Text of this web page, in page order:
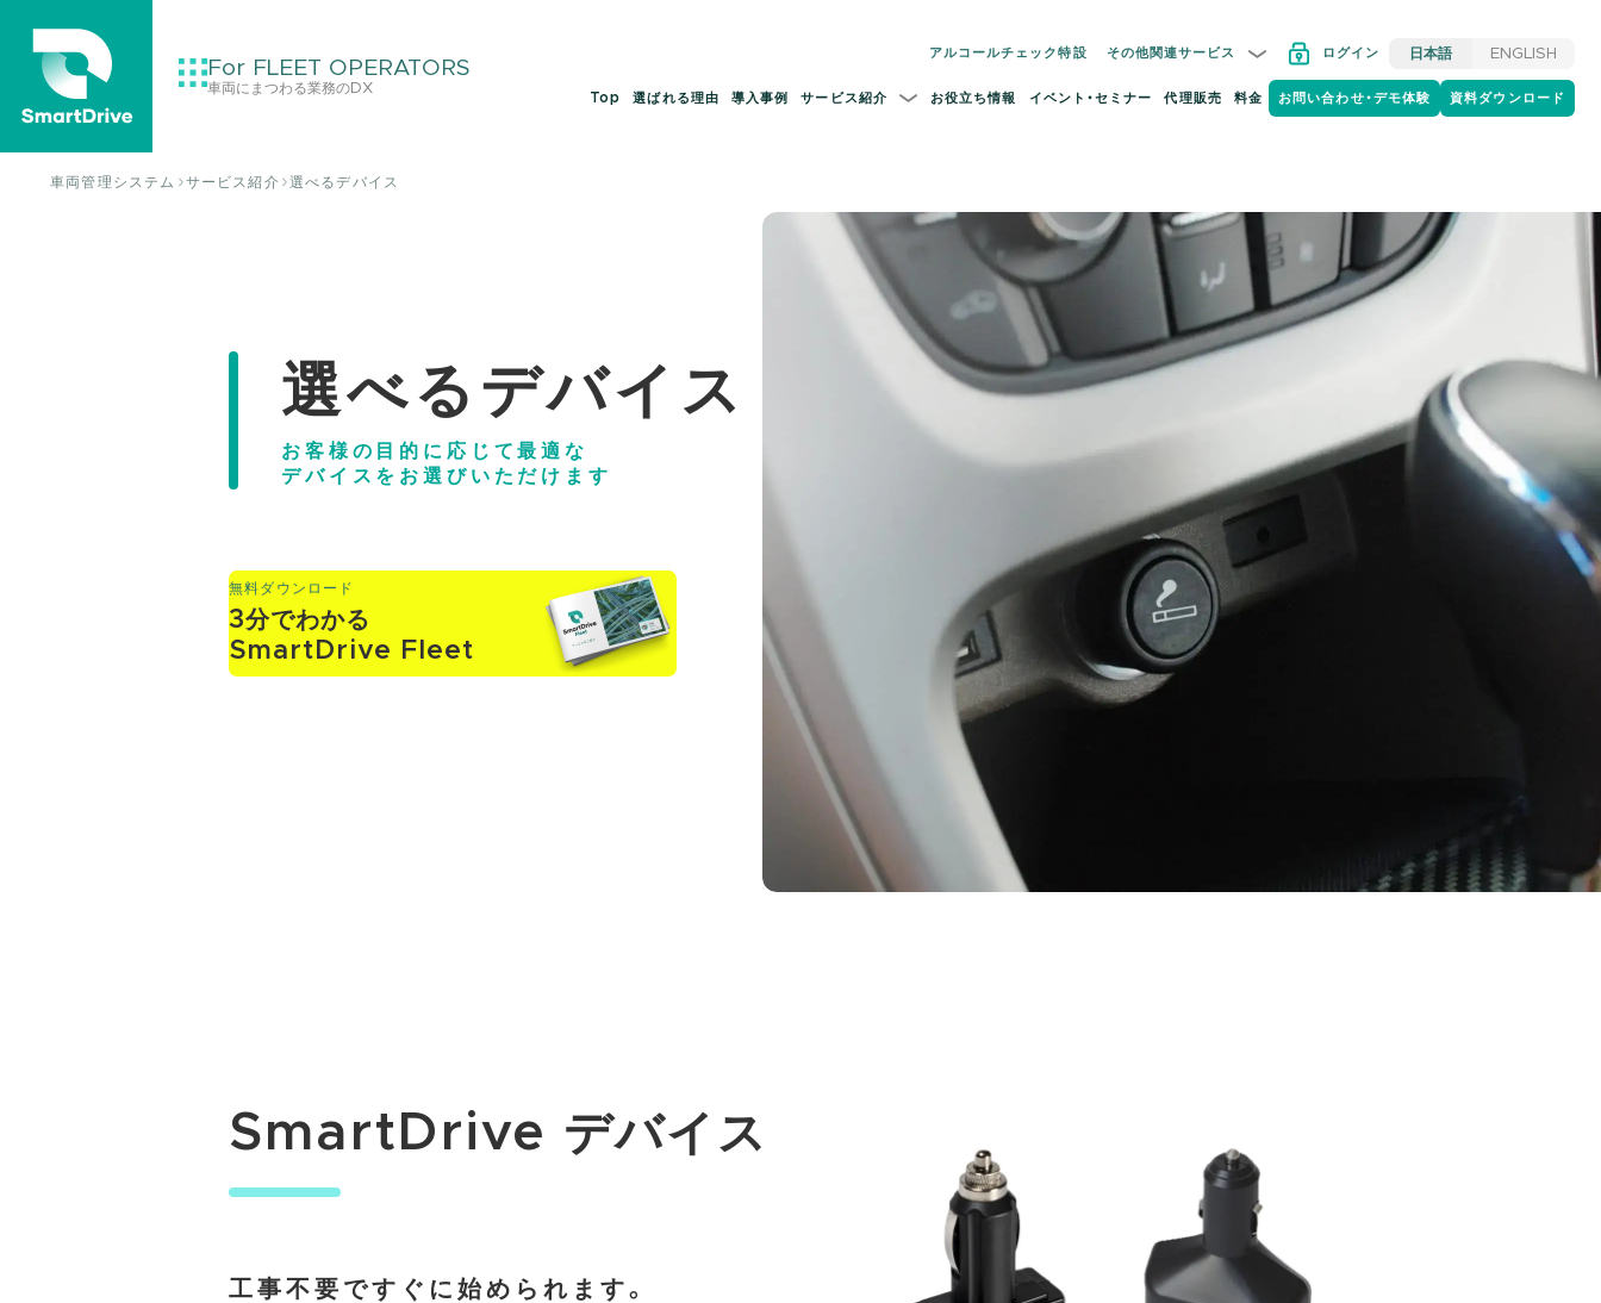
For FLEET OPERATORS
車両にまつわる業務のDX
アルコールチェック特設 その他関連サービス ログイン 日本語 ENGLISH
Top 選ばれる理由 導入事例 サービス紹介 お役立ち情報 イベント・セミナー 代理販売 料金 お問い合わせ・デモ体験 資料ダウンロード
車両管理システム サービス紹介 選べるデバイス
選べるデバイス
お客様の目的に応じて最適な
デバイスをお選びいただけます
無料ダウンロード
3分でわかる
SmartDrive Fleet
SmartDrive デバイス
工事不要ですぐに始められます。